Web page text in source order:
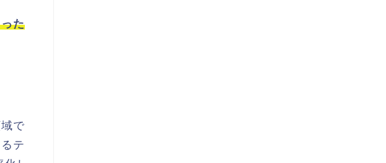
た
で
テ